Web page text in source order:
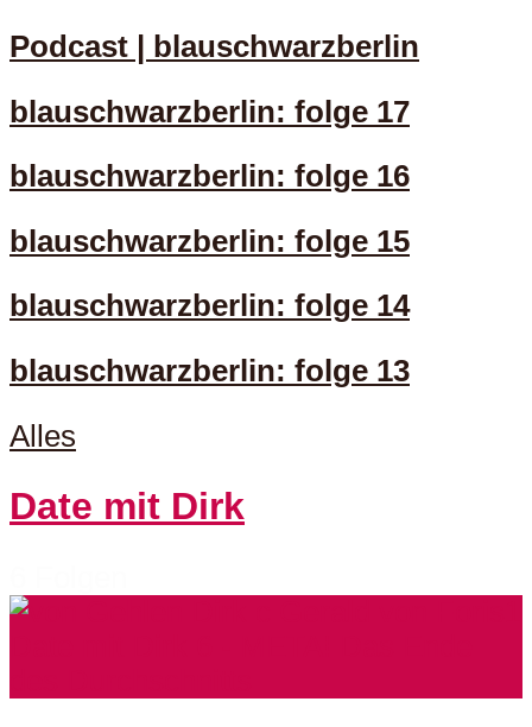
Podcast | blauschwarzberlin
blauschwarzberlin: folge 17
blauschwarzberlin: folge 16
blauschwarzberlin: folge 15
blauschwarzberlin: folge 14
blauschwarzberlin: folge 13
Alles
Date mit Dirk